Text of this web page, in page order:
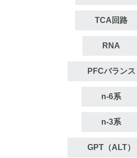
TCA回路
RNA
PFCバランス
n‐6系
n‐3系
GPT（ALT）